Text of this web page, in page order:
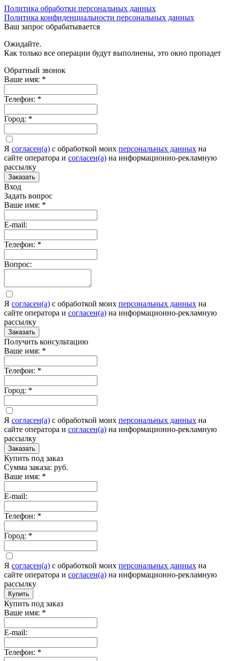
Политика обработки персональных данных
Политика конфиденциальности персональных данных
Ваш запрос обрабатывается
Ожидайте.
Как только все операции будут выполнены, это окно пропадет
Обратный звонок
Ваше имя: *
Телефон: *
Город: *
Я согласен(а) c обработкой моих персональных данных на
сайте оператора и согласен(а) на информационно-рекламную
рассылку
Заказать
Вход
Задать вопрос
Ваше имя: *
E-mail:
Телефон: *
Вопрос:
Я согласен(а) c обработкой моих персональных данных на
сайте оператора и согласен(а) на информационно-рекламную
рассылку
Заказать
Получить консультацию
Ваше имя: *
Телефон: *
Город: *
Я согласен(а) c обработкой моих персональных данных на
сайте оператора и согласен(а) на информационно-рекламную
рассылку
Заказать
Купить под заказ
Сумма заказа: руб.
Ваше имя: *
E-mail:
Телефон: *
Город: *
Я согласен(а) c обработкой моих персональных данных на
сайте оператора и согласен(а) на информационно-рекламную
рассылку
Купить
Купить под заказ
Ваше имя: *
E-mail:
Телефон: *